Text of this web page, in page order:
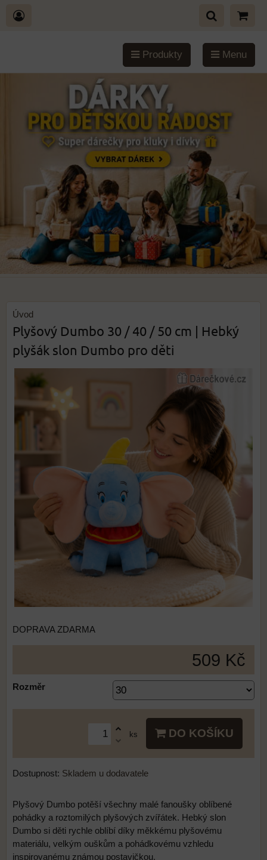
Produkty Menu
Úvod
Plyšový Dumbo 30 / 40 / 50 cm | Hebký
plyšák slon Dumbo pro děti
DOPRAVA ZDARMA
509 Kč
Rozměr
ks DO KOŠÍKU
Dostupnost: Skladem u dodavatele
Plyšový Dumbo potěší všechny malé fanoušky oblíbené
pohádky a roztomilých plyšových zvířátek. Hebký slon
Dumbo si děti rychle oblíbí díky měkkému plyšovému
materiálu, velkým ouškům a pohádkovému vzhledu
inspirovanému známou postavičkou.